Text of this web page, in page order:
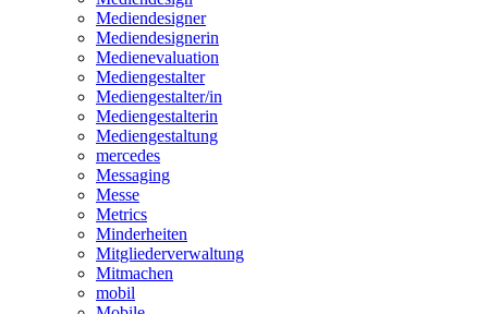
Mediendesigner
Mediendesignerin
Medienevaluation
Mediengestalter
Mediengestalter/in
Mediengestalterin
Mediengestaltung
mercedes
Messaging
Messe
Metrics
Minderheiten
Mitgliederverwaltung
Mitmachen
mobil